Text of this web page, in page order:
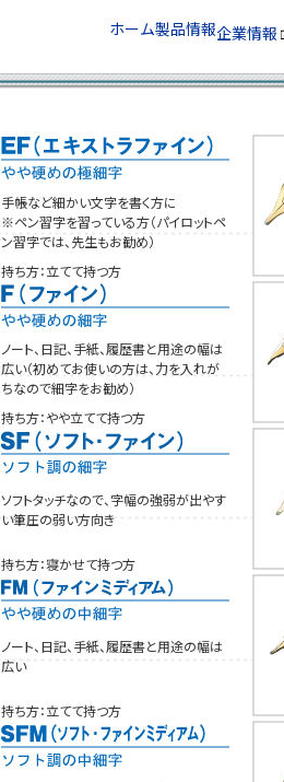
ホーム製品情報企業情報
手帳など細かい文字を書く方に
※ペン習字を習っている方（パイロットペ
ン習字では、先生もお勧め）
持ち方：立てて持つ方
ノート、日記、手紙、履歴書と用途の幅は
広い（初めてお使いの方は、力を入れが
ちなので細字をお勧め）
持ち方：やや立てて持つ方
ソフトタッチなので、字幅の強弱が出やす
い筆圧の弱い方向き
持ち方：寝かせて持つ方
ノート、日記、手紙、履歴書と用途の幅は
広い
持ち方：立てて持つ方